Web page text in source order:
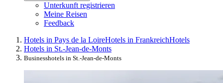
Unterkunft registrieren
Meine Reisen
Feedback
Hotels in Pays de la LoireHotels in FrankreichHotels
Hotels in St.-Jean-de-Monts
Businesshotels in St.-Jean-de-Monts